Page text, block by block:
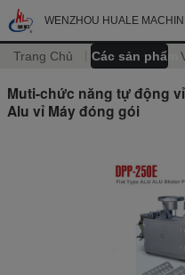
WENZHOU HUALE
Trang Chủ Các sản phẩm
Muti-chức năng tự động
Alu vỉ Máy đóng gói